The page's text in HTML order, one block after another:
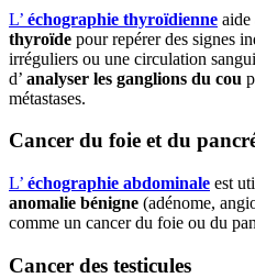
L’ échographie thyroïdienne aide
thyroïde pour repérer des signes
irréguliers ou une circulation
d’ analyser les ganglions du cou
métastases.
Cancer du foie et du
L’ échographie abdominale est
anomalie bénigne (adénome,
comme un cancer du foie ou du
Cancer des testicules